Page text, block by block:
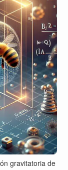
gravitatoria de